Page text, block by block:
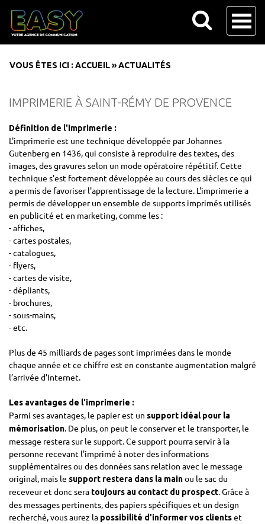
VOUS ÊTES ICI : ACCUEIL»ACTUALITÉS
IMPRIMERIE À SAINT-RÉMY DE PROVENCE
Définition de l'imprimerie :
L'imprimerie est une technique développée par Johannes
Gutenberg en 1436, qui consiste à reproduire des textes, des
images, des gravures selon un mode opératoire répétitif. Cette
technique s'est fortement développée au cours des siècles ce qui
a permis de favoriser l'apprentissage de la lecture. L'imprimerie a
permis de développer un ensemble de supports imprimés utilisés
en publicité et en marketing, comme les :
- affiches,
- cartes postales,
- catalogues,
- flyers,
- cartes de visite,
- dépliants,
- brochures,
- sous-mains,
- etc.
Plus de 45 milliards de pages sont imprimées dans le monde
chaque année et ce chiffre est en constante augmentation malgré
l’arrivée d’Internet.
Les avantages de l'imprimerie :
Parmi ses avantages, le papier est un support idéal pour la
mémorisation. De plus, on peut le conserver et le transporter, le
message restera sur le support. Ce support pourra servir à la
personne recevant l'imprimé à noter des informations
supplémentaires ou des données sans relation avec le message
original, mais le support restera dans la mainou le sac du
receveur et donc sera toujours au contact du prospect. Grâce à
des messages pertinents, des papiers spécifiques et un design
recherché, vous aurez la possibilité d’informer vos clientset